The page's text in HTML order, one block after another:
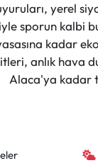
yerel
sporun kalbi
kadar
anlık hava
Alaca'ya kadar